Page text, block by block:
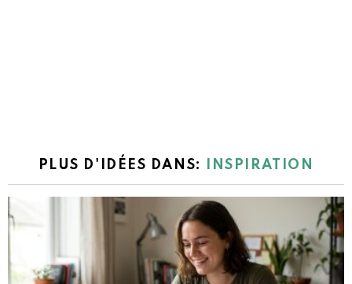
PLUS D'IDÉES DANS: INSPIRATION